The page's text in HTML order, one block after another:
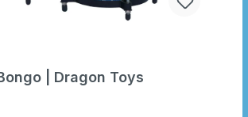
| Dragon Toys